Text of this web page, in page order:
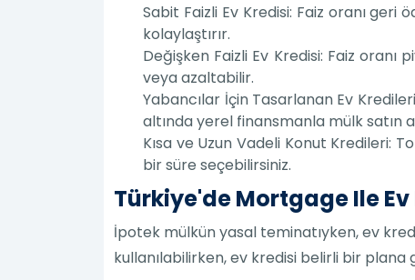
Sabit Faizli Ev Kredisi: Faiz oranı geri
kolaylaştırır.
Değişken Faizli Ev Kredisi: Faiz
veya azaltabilir.
Yabancılar İçin Tasarlanan Ev
altında yerel finansmanla mülk satın
Kısa ve Uzun Vadeli Konut Kredileri:
bir süre seçebilirsiniz.
Türkiye'de Mortgage Ile
İpotek mülkün yasal teminatıyken, ev
kullanılabilirken, ev kredisi belirli bir